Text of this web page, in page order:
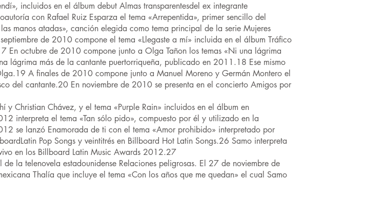
incluidos en el álbum debut Almas transparentesdel ex integrante
con Rafael Ruiz Esparza el tema «Arrepentida», primer sencillo del
manos atadas», canción elegida como tema principal de la serie Mujeres
de 2010 compone el tema «Llegaste a mí» incluida en el álbum Tráfico
En octubre de 2010 compone junto a Olga Tañon los temas «Ni una lágrima
lágrima más de la cantante puertorriqueña, publicado en 2011.18 Ese mismo
A finales de 2010 compone junto a Manuel Moreno y Germán Montero el
del cantante.20 En noviembre de 2010 se presenta en el concierto Amigos por
Christian Chávez, y el tema «Purple Rain» incluidos en el álbum en
interpreta el tema «Tan sólo pido», compuesto por él y utilizado en la
se lanzó Enamorada de ti con el tema «Amor prohibido» interpretado por
Pop Songs y veintitrés en Billboard Hot Latin Songs.26 Samo interpreta
en los Billboard Latin Music Awards 2012.27
la telenovela estadounidense Relaciones peligrosas. El 27 de noviembre de
Thalía que incluye el tema «Con los años que me quedan» el cual Samo